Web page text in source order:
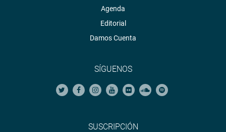
Agenda
Editorial
Damos Cuenta
SÍGUENOS
SUSCRIPCIÓN